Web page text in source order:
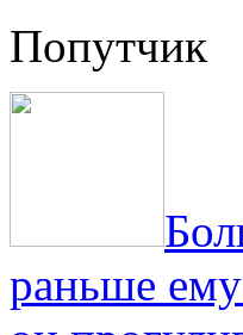
Попутчик
раньше